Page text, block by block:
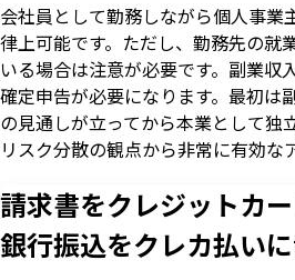
会社員として勤務しながら個人事業
律上可能です。ただし、勤務先の就
いる場合は注意が必要です。副業収
確定申告が必要になります。最初は
の見通しが立ってから本業として独
リスク分散の観点から非常に有効な
請求書をクレジットカ
銀行振込をクレカ払い